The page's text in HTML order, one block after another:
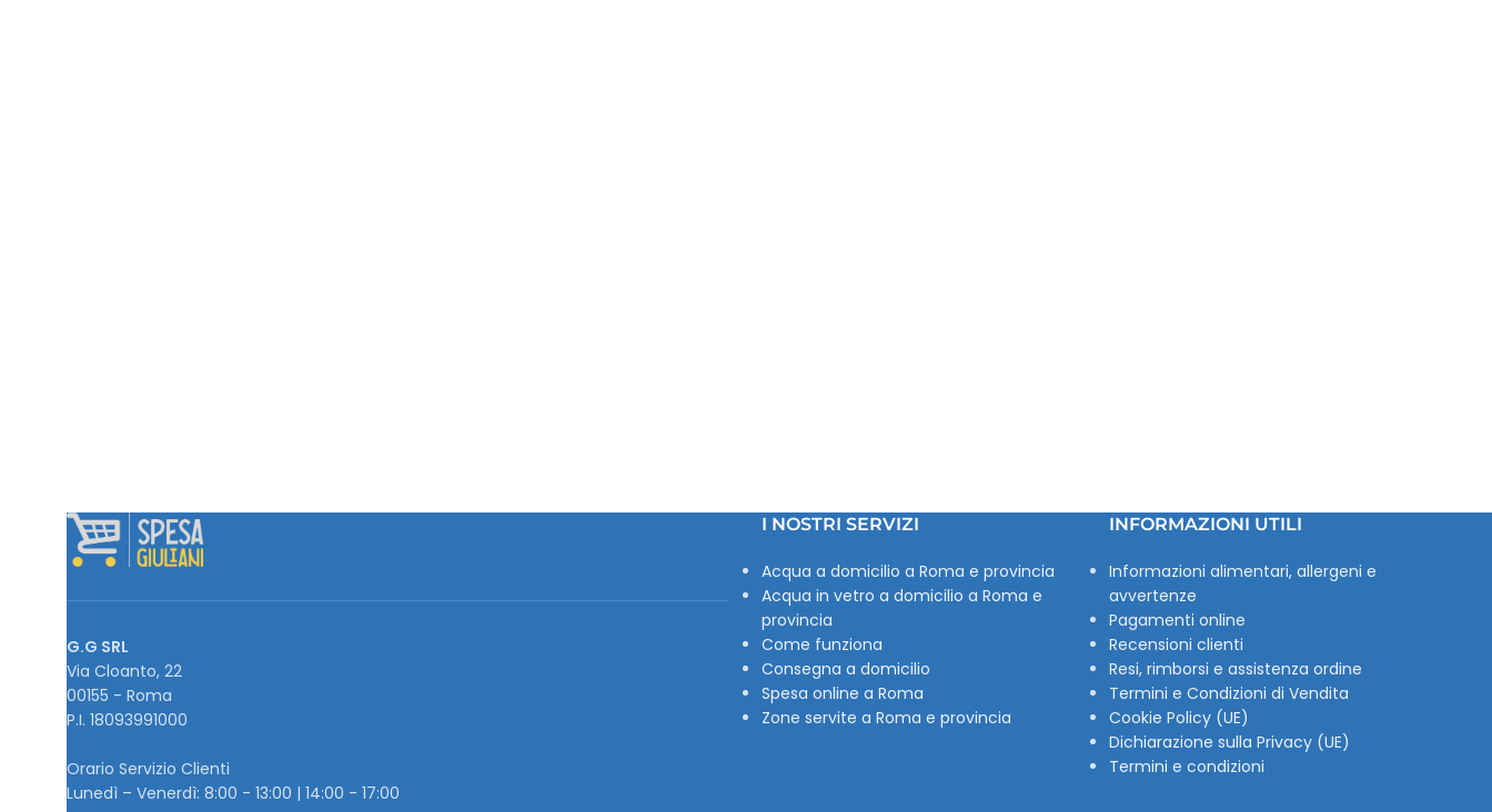
G.G SRL
Via Cloanto, 22
00155 - Roma
P.I. ‭18093991000
Orario Servizio Clienti
Lunedì – Venerdì: 8:00 - 13:00 | 14:00 - 17:00
I NOSTRI SERVIZI
Acqua a domicilio a Roma e provincia
Acqua in vetro a domicilio a Roma e
provincia
Come funziona
Consegna a domicilio
Spesa online a Roma
Zone servite a Roma e provincia
INFORMAZIONI UTILI
Informazioni alimentari, allergeni e
avvertenze
Pagamenti online
Recensioni clienti
Resi, rimborsi e assistenza ordine
Termini e Condizioni di Vendita
Cookie Policy (UE)
Dichiarazione sulla Privacy (UE)
Termini e condizioni